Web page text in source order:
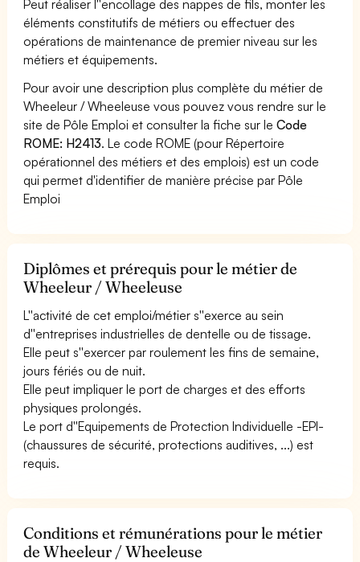
Peut réaliser l''encollage des nappes de fils, monter les
éléments constitutifs de métiers ou effectuer des
opérations de maintenance de premier niveau sur les
métiers et équipements.
Pour avoir une description plus complète du métier de
Wheeleur / Wheeleuse vous pouvez vous rendre sur le
site de Pôle Emploi et consulter la fiche sur leCode
ROME: H2413. Le code ROME (pour Répertoire
opérationnel des métiers et des emplois) est un code
qui permet d'identifier de manière précise par Pôle
Emploi
Diplômes et prérequis pour le métier de
Wheeleur / Wheeleuse
L''activité de cet emploi/métier s''exerce au sein
d''entreprises industrielles de dentelle ou de tissage.
Elle peut s''exercer par roulement les fins de semaine,
jours fériés ou de nuit.
Elle peut impliquer le port de charges et des efforts
physiques prolongés.
Le port d''Equipements de Protection Individuelle -EPI-
(chaussures de sécurité, protections auditives, ...) est
requis.
Conditions et rémunérations pour le métier
de Wheeleur / Wheeleuse